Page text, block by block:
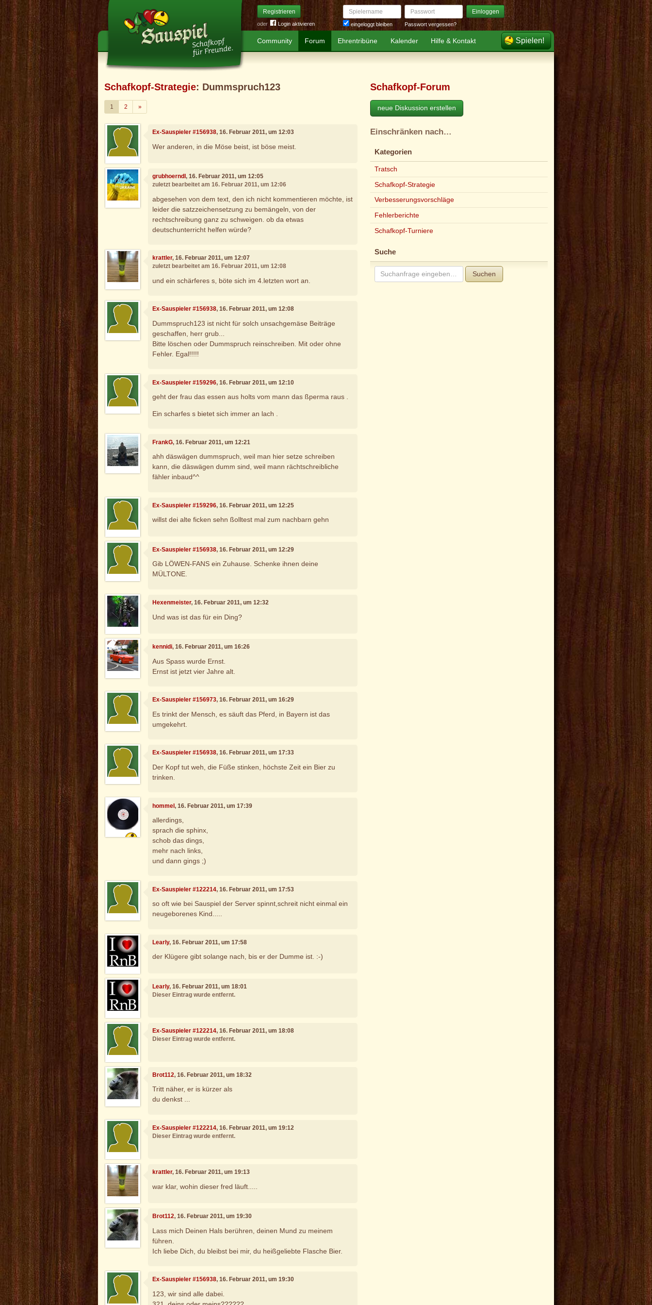
Registrieren
oder Login aktivieren
Spielername
eingeloggt bleiben
Passwort Einloggen
Passwort vergessen?
Community Forum Ehrentribüne Kalender Hilfe & Kontakt Spielen!
Schafkopf-Strategie: Dummspruch123
1 2 »Weiter
Ex-Sauspieler #156938, 16. Februar 2011, um 12:03
Wer anderen, in die Möse beist, ist böse meist.
grubhoerndl, 16. Februar 2011, um 12:05
zuletzt bearbeitet am 16. Februar 2011, um 12:06
abgesehen von dem text, den ich nicht kommentieren möchte, ist
leider die satzzeichensetzung zu bemängeln, von der
rechtschreibung ganz zu schweigen. ob da etwas
deutschunterricht helfen würde?
krattler, 16. Februar 2011, um 12:07
zuletzt bearbeitet am 16. Februar 2011, um 12:08
und ein schärferes s, böte sich im 4.letzten wort an.
Ex-Sauspieler #156938, 16. Februar 2011, um 12:08
Dummspruch123 ist nicht für solch unsachgemäse Beiträge
geschaffen, herr grub...
Bitte löschen oder Dummspruch reinschreiben. Mit oder ohne
Fehler. Egal!!!!!
Ex-Sauspieler #159296, 16. Februar 2011, um 12:10
geht der frau das essen aus holts vom mann das ßperma raus .
Ein scharfes s bietet sich immer an lach .
FrankG, 16. Februar 2011, um 12:21
ahh däswägen dummspruch, weil man hier setze schreiben
kann, die däswägen dumm sind, weil mann rächtschreibliche
fähler inbaud^^
Ex-Sauspieler #159296, 16. Februar 2011, um 12:25
willst dei alte ficken sehn ßolltest mal zum nachbarn gehn
Ex-Sauspieler #156938, 16. Februar 2011, um 12:29
Gib LÖWEN-FANS ein Zuhause. Schenke ihnen deine
MÜLTONE.
Hexenmeister, 16. Februar 2011, um 12:32
Und was ist das für ein Ding?
kennidi, 16. Februar 2011, um 16:26
Aus Spass wurde Ernst.
Ernst ist jetzt vier Jahre alt.
Ex-Sauspieler #156973, 16. Februar 2011, um 16:29
Es trinkt der Mensch, es säuft das Pferd, in Bayern ist das
umgekehrt.
Ex-Sauspieler #156938, 16. Februar 2011, um 17:33
Der Kopf tut weh, die Füße stinken, höchste Zeit ein Bier zu
trinken.
hommel, 16. Februar 2011, um 17:39
allerdings,
sprach die sphinx,
schob das dings,
mehr nach links,
und dann gings ;)
Ex-Sauspieler #122214, 16. Februar 2011, um 17:53
so oft wie bei Sauspiel der Server spinnt,schreit nicht einmal ein
neugeborenes Kind.....
Learly, 16. Februar 2011, um 17:58
der Klügere gibt solange nach, bis er der Dumme ist. :-)
Learly, 16. Februar 2011, um 18:01
Dieser Eintrag wurde entfernt.
Ex-Sauspieler #122214, 16. Februar 2011, um 18:08
Dieser Eintrag wurde entfernt.
Brot112, 16. Februar 2011, um 18:32
Tritt näher, er is kürzer als
du denkst ...
Ex-Sauspieler #122214, 16. Februar 2011, um 19:12
Dieser Eintrag wurde entfernt.
krattler, 16. Februar 2011, um 19:13
war klar, wohin dieser fred läuft.....
Brot112, 16. Februar 2011, um 19:30
Lass mich Deinen Hals berühren, deinen Mund zu meinem
führen.
Ich liebe Dich, du bleibst bei mir, du heißgeliebte Flasche Bier.
Ex-Sauspieler #156938, 16. Februar 2011, um 19:30
123, wir sind alle dabei.
Schafkopf-Forum
neue Diskussion erstellen
Einschränken nach…
Kategorien
Tratsch
Schafkopf-Strategie
Verbesserungsvorschläge
Fehlerberichte
Schafkopf-Turniere
Suche
Suchen